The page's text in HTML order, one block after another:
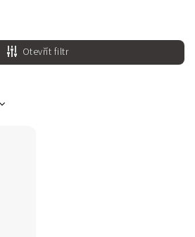
Otevřít filtr